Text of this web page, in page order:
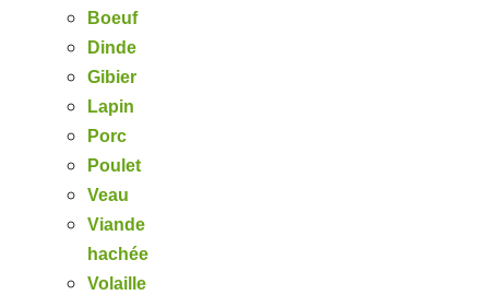
Boeuf
Dinde
Gibier
Lapin
Porc
Poulet
Veau
Viande
hachée
Volaille